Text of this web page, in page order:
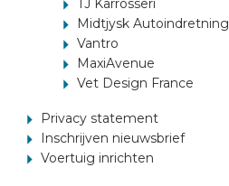
TJ Karrosseri
Midtjysk Autoindretning
Vantro
MaxiAvenue
Vet Design France
Privacy statement
Inschrijven nieuwsbrief
Voertuig inrichten